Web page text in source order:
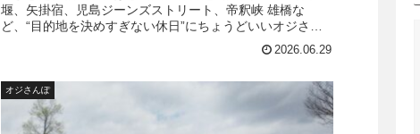
堰、矢掛宿、児島ジーンズストリート、帝釈峡 雄橋な
ど、“目的地を決めすぎない休日”にちょうどいいオジさん
2026.06.29
オジさんぽ